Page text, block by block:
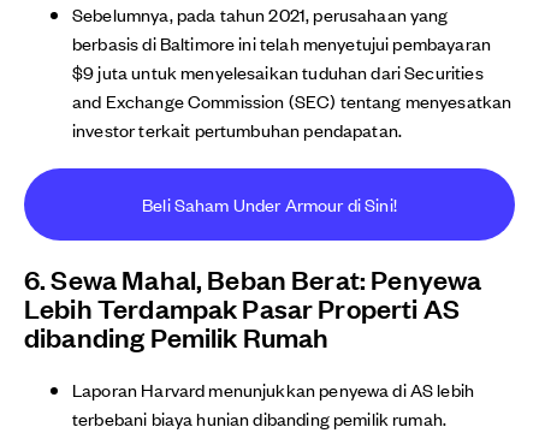
Sebelumnya, pada tahun 2021, perusahaan yang
berbasis di Baltimore ini telah menyetujui pembayaran
$9 juta untuk menyelesaikan tuduhan dari Securities
and Exchange Commission (SEC) tentang menyesatkan
investor terkait pertumbuhan pendapatan.
Beli Saham Under Armour di Sini!
6. Sewa Mahal, Beban Berat: Penyewa
Lebih Terdampak Pasar Properti AS
dibanding Pemilik Rumah
Laporan Harvard menunjukkan penyewa di AS lebih
terbebani biaya hunian dibanding pemilik rumah.